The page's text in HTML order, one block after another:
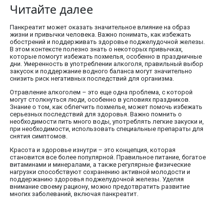
Читайте далее
Панкреатит может оказать значительное влияние на образ
жизни и привычки человека. Важно понимать, как избежать
обострений и поддерживать здоровье поджелудочной железы.
В этом контексте полезно знать о некоторых привычках,
которые помогут избежать похмелья, особенно в праздничные
дни. Умеренность в употреблении алкоголя, правильный выбор
закусок и поддержание водного баланса могут значительно
снизить риск негативных последствий для организма.
Отравление алкоголем – это еще одна проблема, с которой
могут столкнуться люди, особенно в условиях праздников.
Знание о том, как облегчить похмелье, может помочь избежать
серьезных последствий для здоровья. Важно помнить о
необходимости пить много воды, употреблять легкие закуски и,
при необходимости, использовать специальные препараты для
снятия симптомов.
Красота и здоровье изнутри – это концепция, которая
становится все более популярной. Правильное питание, богатое
витаминами и минералами, а также регулярные физические
нагрузки способствуют сохранению активной молодости и
поддержанию здоровья поджелудочной железы. Уделяя
внимание своему рациону, можно предотвратить развитие
многих заболеваний, включая панкреатит.